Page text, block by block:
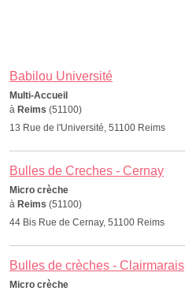
Babilou Université
Multi-Accueil
à Reims (51100)
13 Rue de l'Université, 51100 Reims
Bulles de Creches - Cernay
Micro crèche
à Reims (51100)
44 Bis Rue de Cernay, 51100 Reims
Bulles de crèches - Clairmarais
Micro crèche